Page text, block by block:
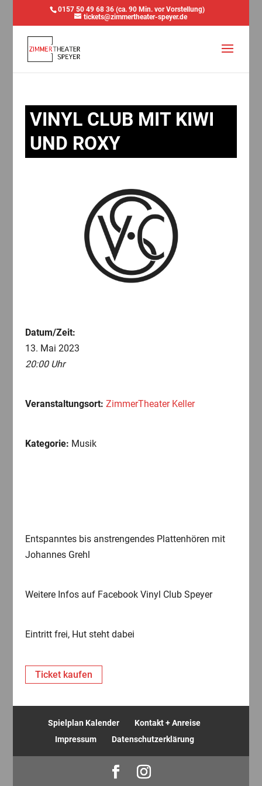
0157 50 49 68 36 (ca. 90 Min. vor Vorstellung)
tickets@zimmertheater-speyer.de
VINYL CLUB MIT KIWI
UND ROXY
Datum/Zeit:
13. Mai 2023
20:00 Uhr
Veranstaltungsort: ZimmerTheater Keller
Kategorie: Musik
Entspanntes bis anstrengendes Plattenhören mit
Johannes Grehl
Weitere Infos auf Facebook Vinyl Club Speyer
Eintritt frei, Hut steht dabei
Ticket kaufen
Spielplan Kalender
Kontakt + Anreise
Impressum
Datenschutzerklärung